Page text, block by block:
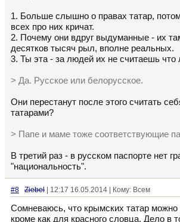
1. Больше слышно о правах татар,
всех про них кричат.
2. Почему они вдруг выдуманные - их
десятков тысяч рыл, вполне реальных.
3. Ты эта - за людей их не считаешь что
> Да. Русское или белорусское.
Они перестанут после этого считать
татарами?
> Папе и маме тоже соответствующие
В третий раз - в русском паспорте нет
"национальность".
#8 Ziebel | 12:17 16.05.2014 | Кому: Всем
Сомневаюсь, что крымских татар можно
кроме как для красного словца. Дело в